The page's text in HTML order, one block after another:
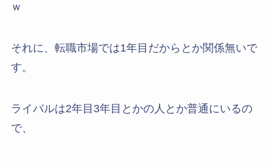
ｗ
それに、転職市場では1年目だからとか関係無いで
す。
ライバルは2年目3年目とかの人とか普通にいるの
で、